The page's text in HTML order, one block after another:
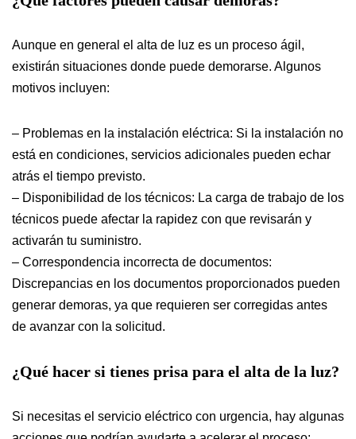
Aunque en general el alta de luz es un proceso ágil,
existirán situaciones donde puede demorarse. Algunos
motivos incluyen:
– Problemas en la instalación eléctrica: Si la instalación no
está en condiciones, servicios adicionales pueden echar
atrás el tiempo previsto.
– Disponibilidad de los técnicos: La carga de trabajo de los
técnicos puede afectar la rapidez con que revisarán y
activarán tu suministro.
– Correspondencia incorrecta de documentos:
Discrepancias en los documentos proporcionados pueden
generar demoras, ya que requieren ser corregidas antes
de avanzar con la solicitud.
¿Qué hacer si tienes prisa para el alta de la luz?
Si necesitas el servicio eléctrico con urgencia, hay algunas